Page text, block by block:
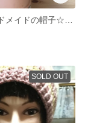
SOLD OUT